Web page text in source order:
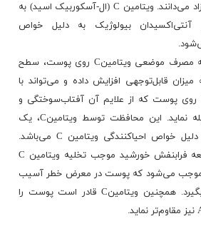
تولید همین رادیکال‌های آزاد می‌دانند. ویتامین C (ال-آسکوربیک اسید) به
بیولوژیک به دلیل خواص
امروزه ثابت شده است که مصرف موضعی ویتامینC روی پوست، سطح
قابل‌توجهی افزایش داده و می‌تواند با
عوارض اشعه فرابنفش B روی پوست که از علایم آن آفتاب‌سوختگی و
قرمزی پوست است، مقابله نماید. این محافظت توسط ویتامین‌C، یک
خواص احیاکنندگی ویتامین C
می‌باشد.
جالب است بدانید که اشعه فرابنفش خورشید موجب تخلیه ویتامین C
موجب می‌شود که پوست در معرض خطر آسیب
ناشی از نورخورشید قرار بگیرد. همچنین ویتامینC قادر است پوست را